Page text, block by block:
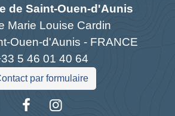
de Saint-Ouen-d'Aunis
Marie Louise Cardin
Ouen-d'Aunis - FRANCE
5 46 01 40 64
par formulaire